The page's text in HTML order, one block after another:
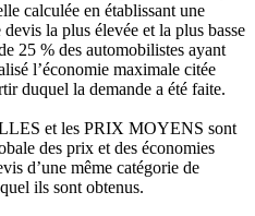
calculée en établissant une
la plus élevée et la plus basse
25 % des automobilistes ayant
l’économie maximale citée
duquel la demande a été faite.
et les PRIX MOYENS sont
des prix et des économies
d’une même catégorie de
ils sont obtenus.